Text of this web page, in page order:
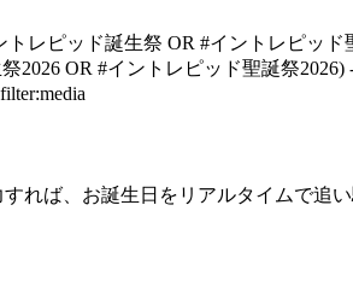
レピッド誕生祭 OR #イントレピッ
2026 OR #イントレピッド聖誕祭
れば、お誕生日をリアルタイムで追